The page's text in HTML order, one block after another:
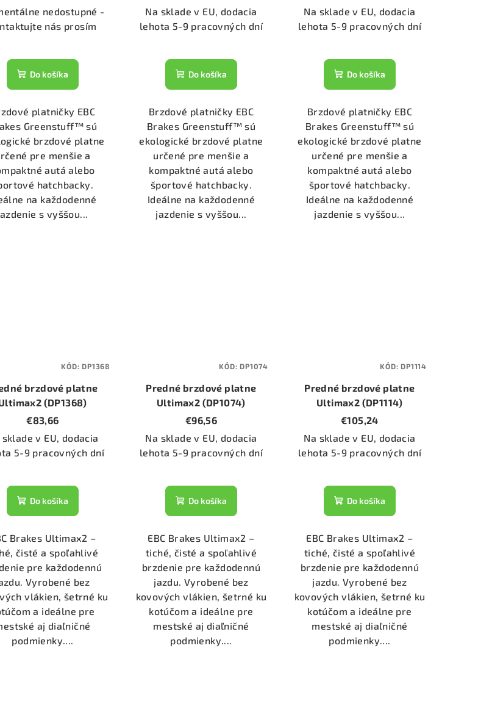
nedostupné -
nás prosím
Do košíka
platničky EBC
Greenstuff™ sú
brzdové platne
pre menšie a
autá alebo
hatchbacky.
na každodenné
s vyššou...
Na sklade v EU, dodacia
lehota 5-9 pracovných dní
Do košíka
Brzdové platničky EBC
Brakes Greenstuff™ sú
ekologické brzdové platne
určené pre menšie a
kompaktné autá alebo
športové hatchbacky.
Ideálne na každodenné
jazdenie s vyššou...
Na sklade v EU, dodacia
lehota 5-9 pracovných dní
Do košíka
Brzdové platničky EBC
Brakes Greenstuff™ sú
ekologické brzdové platne
určené pre menšie a
kompaktné autá alebo
športové hatchbacky.
Ideálne na každodenné
jazdenie s vyššou...
brzdové platne
(DP1368)
€83,66
sklade v EU, dodacia
5-9 pracovných dní
Do košíka
Brakes Ultimax2 –
čisté a spoľahlivé
pre každodennú
Vyrobené bez
vlákien, šetrné ku
a ideálne pre
aj diaľničné
podmienky....
KÓD:DP1368
Predné brzdové platne
Ultimax2 (DP1074)
€96,56
Na sklade v EU, dodacia
lehota 5-9 pracovných dní
Do košíka
EBC Brakes Ultimax2 –
tiché, čisté a spoľahlivé
brzdenie pre každodennú
jazdu. Vyrobené bez
kovových vlákien, šetrné ku
kotúčom a ideálne pre
mestské aj diaľničné
podmienky....
KÓD:DP1074
Predné brzdové platne
Ultimax2 (DP1114)
€105,24
Na sklade v EU, dodacia
lehota 5-9 pracovných dní
Do košíka
EBC Brakes Ultimax2 –
tiché, čisté a spoľahlivé
brzdenie pre každodennú
jazdu. Vyrobené bez
kovových vlákien, šetrné ku
kotúčom a ideálne pre
mestské aj diaľničné
podmienky....
KÓD:DP1114